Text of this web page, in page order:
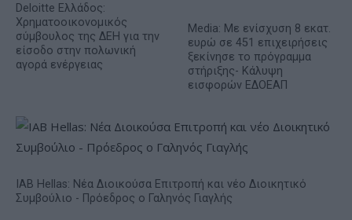
Deloitte Ελλάδος:
Χρηματοοικονομικός
σύμβουλος της ΔΕΗ για την
είσοδο στην πολωνική
αγορά ενέργειας
Media: Με ενίσχυση 8 εκατ.
ευρώ σε 451 επιχειρήσεις
ξεκίνησε το πρόγραμμα
στήριξης- Κάλυψη
εισφορών ΕΔΟΕΑΠ
IAB Hellas: Νέα Διοικούσα Επιτροπή και νέο Διοικητικό
Συμβούλιο - Πρόεδρος ο Γαληνός Γιαγλής